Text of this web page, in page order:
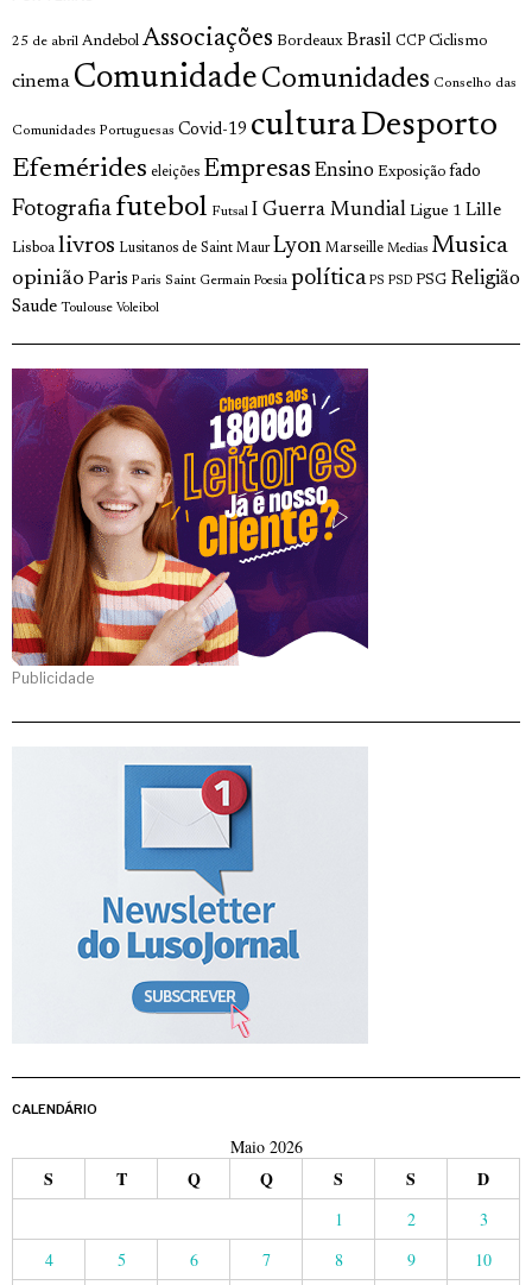
25 de abril Andebol Associações Bordeaux Brasil CCP Ciclismo
cinema Comunidade Comunidades Conselho das
Comunidades Portuguesas Covid-19 culturaDesporto
Efemérides eleições Empresas Ensino Exposição fado
Fotografia futebol Futsal I Guerra Mundial Ligue 1 Lille
Lisboa livros Lusitanos de Saint Maur Lyon Marseille Medias Musica
opinião Paris Paris Saint Germain Poesia política PS PSD PSG Religião
Saude Toulouse Voleibol
Publicidade
CALENDÁRIO
Maio 2026
S T Q Q S S D
1 2
3
4
5 6 7 8 9
10